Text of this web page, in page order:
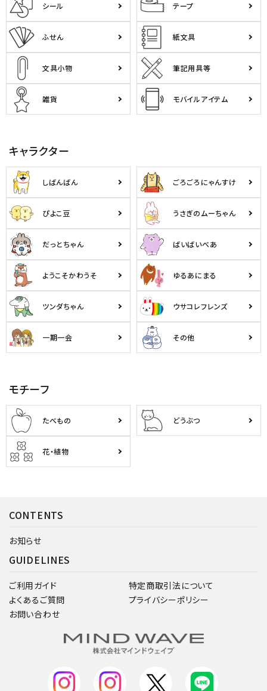
シール テープ
ふせん 紙文具
文具小物 筆記用具等
雑貨 モバイルアイテム
キャラクター
しばんばん ごろごろにゃんすけ
ぴよこ豆 うさぎのムーちゃん
だっとちゃん ばいばいべあ
ようこそかわうそ ゆるあにまる
ツンダちゃん ウサコレフレンズ
一期一会 その他
モチーフ
たべもの どうぶつ
花・植物
CONTENTS
お知らせ
GUIDELINES
ご利用ガイド
よくあるご質問
お問い合わせ
特定商取引法について
プライバシーポリシー